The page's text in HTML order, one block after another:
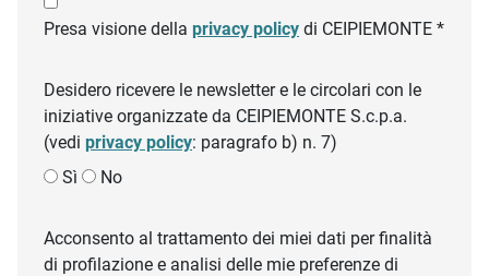
Presa visione della privacy policy di CEIPIEMONTE *
Desidero ricevere le newsletter e le circolari con le
iniziative organizzate da CEIPIEMONTE S.c.p.a.
(vedi privacy policy: paragrafo b) n. 7)
Sì
No
Acconsento al trattamento dei miei dati per finalità
di profilazione e analisi delle mie preferenze di